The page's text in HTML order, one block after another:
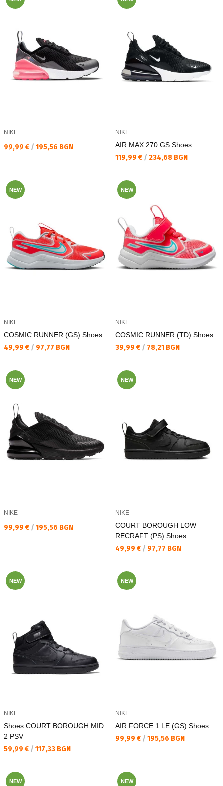
NIKE
Текуща цена:
99,99 € / 195,56 BGN
NIKE
AIR MAX 270 GS Shoes
Текуща цена:
119,99 € / 234,68 BGN
NEW
NIKE
COSMIC RUNNER (GS) Shoes
Текуща цена:
49,99 € / 97,77 BGN
NEW
NIKE
COSMIC RUNNER (TD) Shoes
Текуща цена:
39,99 € / 78,21 BGN
NEW
NIKE
Текуща цена:
99,99 € / 195,56 BGN
NEW
NIKE
COURT BOROUGH LOW
RECRAFT (PS) Shoes
Текуща цена:
49,99 € / 97,77 BGN
NEW
NIKE
Shoes COURT BOROUGH MID
2 PSV
Текуща цена:
59,99 € / 117,33 BGN
NEW
NIKE
AIR FORCE 1 LE (GS) Shoes
Текуща цена:
99,99 € / 195,56 BGN
NEW NEW